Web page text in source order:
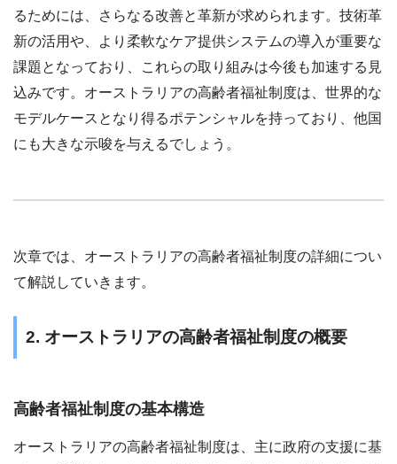
るためには、さらなる改善と革新が求められます。技術革
新の活用や、より柔軟なケア提供システムの導入が重要な
課題となっており、これらの取り組みは今後も加速する見
込みです。オーストラリアの高齢者福祉制度は、世界的な
モデルケースとなり得るポテンシャルを持っており、他国
にも大きな示唆を与えるでしょう。
次章では、オーストラリアの高齢者福祉制度の詳細につい
て解説していきます。
2. オーストラリアの高齢者福祉制度の概要
高齢者福祉制度の基本構造
オーストラリアの高齢者福祉制度は、主に政府の支援に基